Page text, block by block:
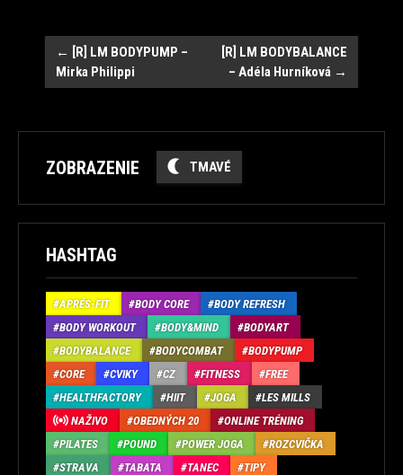
Post
navigation
← [R] LM BODYPUMP –
Mirka Philippi
[R] LM BODYBALANCE
– Adéla Hurníková →
ZOBRAZENIE TMAVÉ
HASHTAG
APRÉS-FIT BODY CORE
BODY REFRESH
BODY WORKOUT
BODY&MIND
BODYART
BODYBALANCE
BODYCOMBAT
BODYPUMP
CORE
CVIKY CZ FITNESS
FREE
HEALTHFACTORY
HIIT JOGA
LES MILLS
NAŽIVO
OBEDNÝCH 20
ONLINE TRÉNING
PILATES
POUND POWER JOGA
ROZCVIČKA
STRAVA
TABATA TANEC
TIPY